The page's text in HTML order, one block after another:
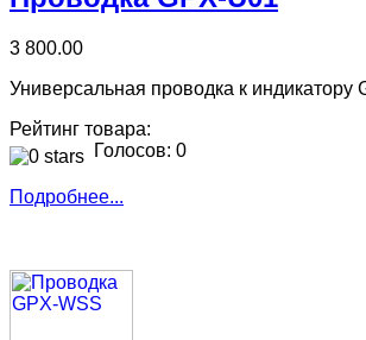
3 800.00
Универсальная проводка к индикатору
Рейтинг товара:
Голосов: 0
Подробнее...